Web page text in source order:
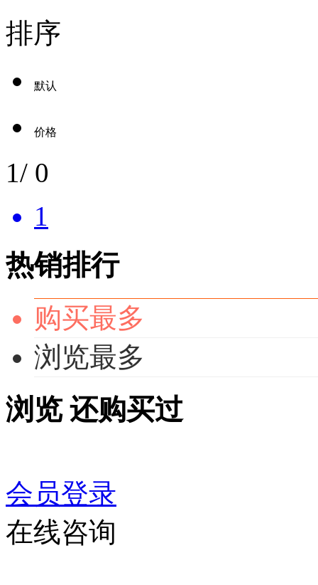
排序
默认
价格
1/ 0
1
热销排行
购买最多
浏览最多
浏览 还购买过
会员登录
在线咨询